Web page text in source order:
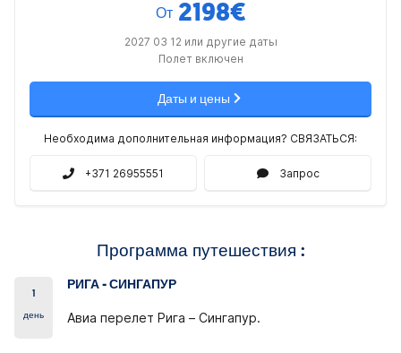
От 2198€
2027 03 12 или другие даты
Полет включен
Даты и цены
Необходима дополнительная информация? СВЯЗАТЬСЯ:
+371 26955551 Запрос
Программа путешествия :
1
день
РИГА - СИНГАПУР
Авиа перелет Рига – Сингапур.